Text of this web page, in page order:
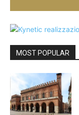
MOST POPULAR